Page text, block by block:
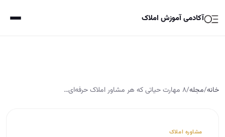
آکادمی آموزش املاک
خانه/مجله/۸ مهارت حیاتی که هر مشاور املاک حرفه‌ای…
مشاوره املاک